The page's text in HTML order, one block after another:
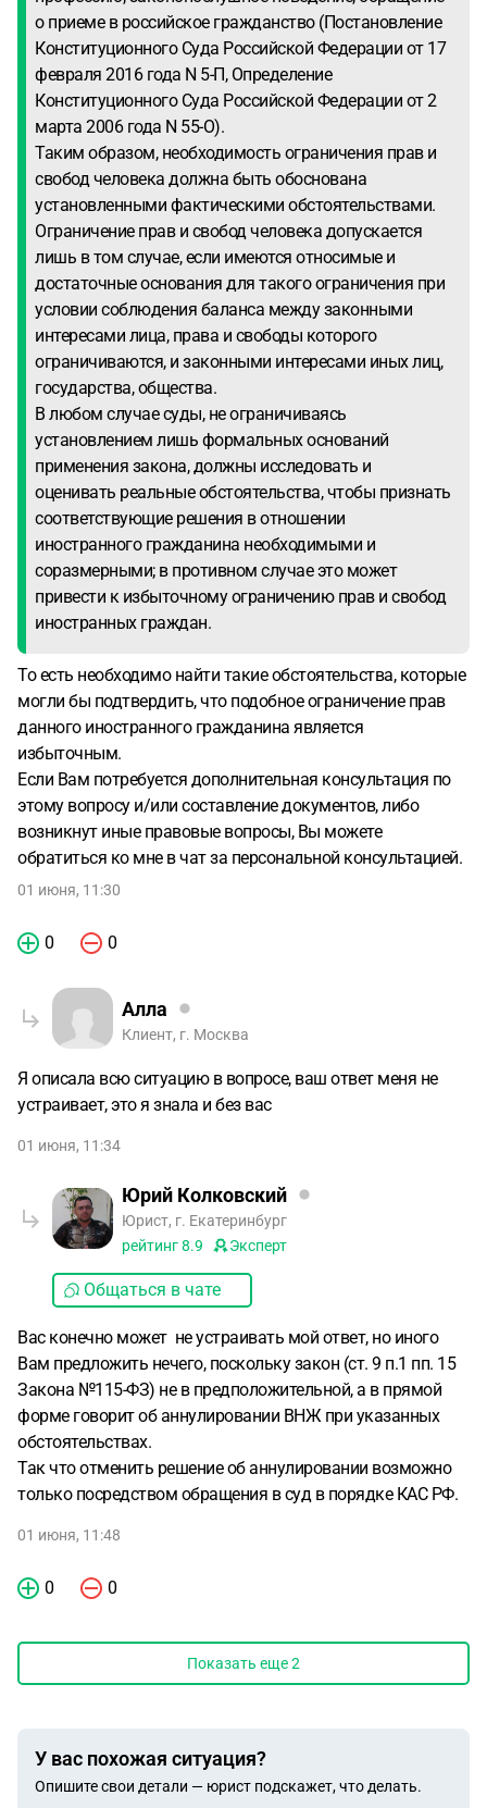
о приеме в российское гражданство (Постановление
Конституционного Суда Российской Федерации от 17
февраля 2016 года N 5-П, Определение
Конституционного Суда Российской Федерации от 2
марта 2006 года N 55-О).
Таким образом, необходимость ограничения прав и
свобод человека должна быть обоснована
установленными фактическими обстоятельствами.
Ограничение прав и свобод человека допускается
лишь в том случае, если имеются относимые и
достаточные основания для такого ограничения при
условии соблюдения баланса между законными
интересами лица, права и свободы которого
ограничиваются, и законными интересами иных лиц,
государства, общества.
В любом случае суды, не ограничиваясь
установлением лишь формальных оснований
применения закона, должны исследовать и
оценивать реальные обстоятельства, чтобы признать
соответствующие решения в отношении
иностранного гражданина необходимыми и
соразмерными; в противном случае это может
привести к избыточному ограничению прав и свобод
иностранных граждан.
То есть необходимо найти такие обстоятельства, которые
могли бы подтвердить, что подобное ограничение прав
данного иностранного гражданина является
избыточным.
Если Вам потребуется дополнительная консультация по
этому вопросу и/или составление документов, либо
возникнут иные правовые вопросы, Вы можете
обратиться ко мне в чат за персональной консультацией.
01 июня, 11:30
0 0
Алла
Клиент, г. Москва
Я описала всю ситуацию в вопросе, ваш ответ меня не
устраивает, это я знала и без вас
01 июня, 11:34
Юрий Колковский
Юрист, г. Екатеринбург
рейтинг8.9 Эксперт
Общаться в чате
Вас конечно может не устраивать мой ответ, но иного
Вам предложить нечего, поскольку закон (ст. 9 п.1 пп. 15
Закона №115-ФЗ) не в предположительной, а в прямой
форме говорит об аннулировании ВНЖ при указанных
обстоятельствах.
Так что отменить решение об аннулировании возможно
только посредством обращения в суд в порядке КАС РФ.
01 июня, 11:48
0 0
Показать еще2
У вас похожая ситуация?
Опишите свои детали — юрист подскажет, что делать.